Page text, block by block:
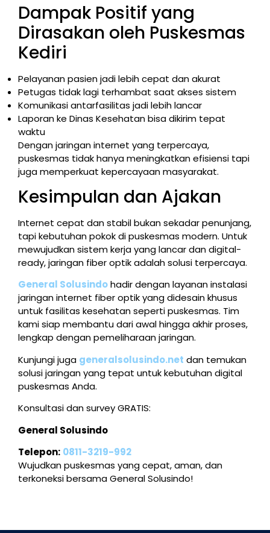
Dampak Positif yang
Dirasakan oleh Puskesmas
Kediri
Pelayanan pasien jadi lebih cepat dan akurat
Petugas tidak lagi terhambat saat akses sistem
Komunikasi antarfasilitas jadi lebih lancar
Laporan ke Dinas Kesehatan bisa dikirim tepat
waktu
Dengan jaringan internet yang terpercaya,
puskesmas tidak hanya meningkatkan efisiensi tapi
juga memperkuat kepercayaan masyarakat.
Kesimpulan dan Ajakan
Internet cepat dan stabil bukan sekadar penunjang,
tapi kebutuhan pokok di puskesmas modern. Untuk
mewujudkan sistem kerja yang lancar dan digital-
ready, jaringan fiber optik adalah solusi terpercaya.
General Solusindohadir dengan layanan instalasi
jaringan internet fiber optik yang didesain khusus
untuk fasilitas kesehatan seperti puskesmas. Tim
kami siap membantu dari awal hingga akhir proses,
lengkap dengan pemeliharaan jaringan.
Kunjungi juga generalsolusindo.net dan temukan
solusi jaringan yang tepat untuk kebutuhan digital
puskesmas Anda.
Konsultasi dan survey GRATIS:
General Solusindo
Telepon: 0811-3219-992
Wujudkan puskesmas yang cepat, aman, dan
terkoneksi bersama General Solusindo!